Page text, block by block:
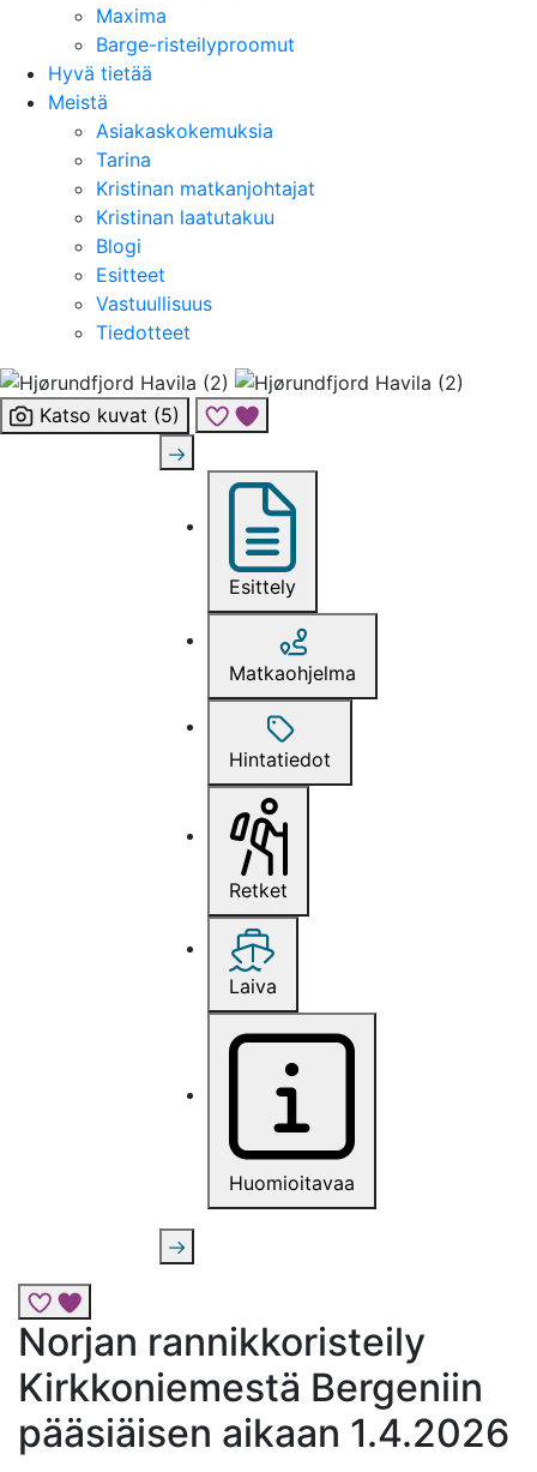
Maxima
Barge-risteilyproomut
Hyvä tietää
Meistä
Asiakaskokemuksia
Tarina
Kristinan matkanjohtajat
Kristinan laatutakuu
Blogi
Esitteet
Vastuullisuus
Tiedotteet
Katso kuvat (5)
Esittely
Matkaohjelma
Hintatiedot
Retket
Laiva
Huomioitavaa
Lisää risteily suosikkeihin
Norjan rannikkoristeily
Kirkkoniemestä Bergeniin
pääsiäisen aikaan 1.4.2026